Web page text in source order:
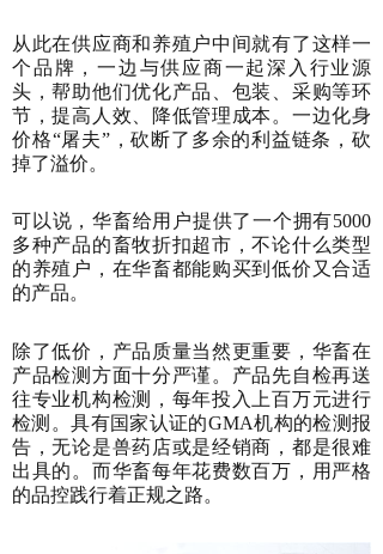
从此在供应商和养殖户中间就有了这样一
个品牌，一边与供应商一起深入行业源
头，帮助他们优化产品、包装、采购等环
节，提高人效、降低管理成本。一边化身
价格“屠夫”，砍断了多余的利益链条，砍
掉了溢价。
可以说，华畜给用户提供了一个拥有5000
多种产品的畜牧折扣超市，不论什么类型
的养殖户，在华畜都能购买到低价又合适
的产品。
除了低价，产品质量当然更重要，华畜在
产品检测方面十分严谨。产品先自检再送
往专业机构检测，每年投入上百万元进行
检测。具有国家认证的GMA机构的检测报
告，无论是兽药店或是经销商，都是很难
出具的。而华畜每年花费数百万，用严格
的品控践行着正规之路。